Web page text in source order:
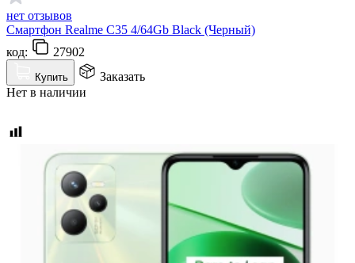
нет отзывов
Смартфон Realme C35 4/64Gb Black (Черный)
код:
27902
Купить
Заказать
Нет в наличии